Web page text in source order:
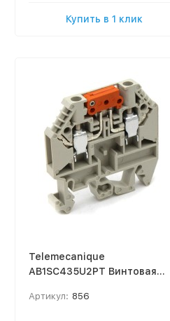
Купить в 1 клик
Telemecanique
AB1SC435U2PT Винтовая
Артикул: 856